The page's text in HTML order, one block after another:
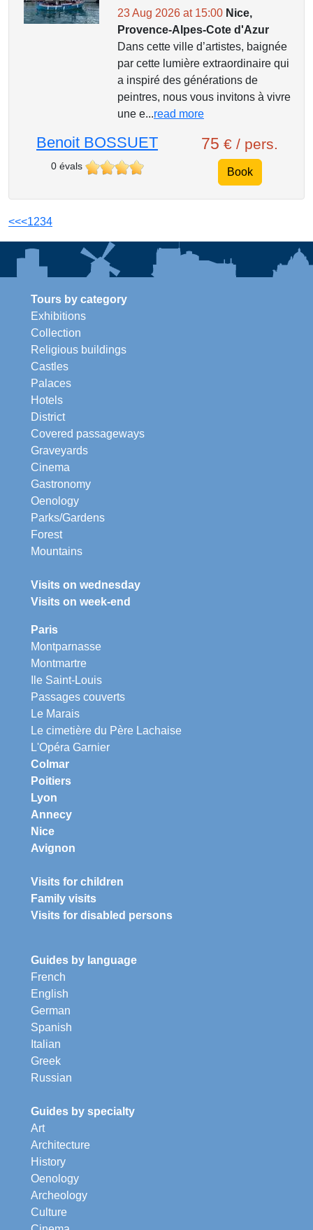
23 Aug 2026 at 15:00 Nice,
Provence-Alpes-Cote d'Azur
Dans cette ville d’artistes, baignée
par cette lumière extraordinaire qui
a inspiré des générations de
peintres, nous vous invitons à vivre
une e...read more
Benoit BOSSUET
0 évals
75 € / pers.
Book
<<<1234
Tours by category
Exhibitions
Collection
Religious buildings
Castles
Palaces
Hotels
District
Covered passageways
Graveyards
Cinema
Gastronomy
Oenology
Parks/Gardens
Forest
Mountains
Visits on wednesday
Visits on week-end
Paris
Montparnasse
Montmartre
Ile Saint-Louis
Passages couverts
Le Marais
Le cimetière du Père Lachaise
L'Opéra Garnier
Colmar
Poitiers
Lyon
Annecy
Nice
Avignon
Visits for children
Family visits
Visits for disabled persons
Guides by language
French
English
German
Spanish
Italian
Greek
Russian
Guides by specialty
Art
Architecture
History
Oenology
Archeology
Culture